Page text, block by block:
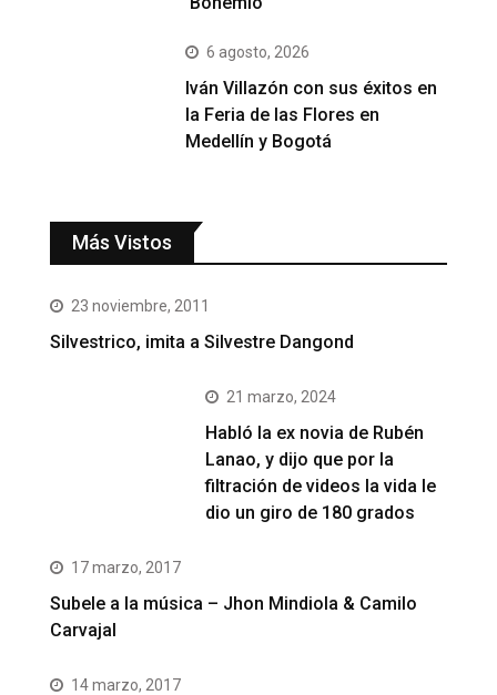
6 agosto, 2026
Iván Villazón con sus éxitos en
la Feria de las Flores en
Medellín y Bogotá
Más Vistos
23 noviembre, 2011
Silvestrico, imita a Silvestre Dangond
21 marzo, 2024
Habló la ex novia de Rubén
Lanao, y dijo que por la
filtración de videos la vida le
dio un giro de 180 grados
17 marzo, 2017
Subele a la música – Jhon Mindiola & Camilo
Carvajal
14 marzo, 2017